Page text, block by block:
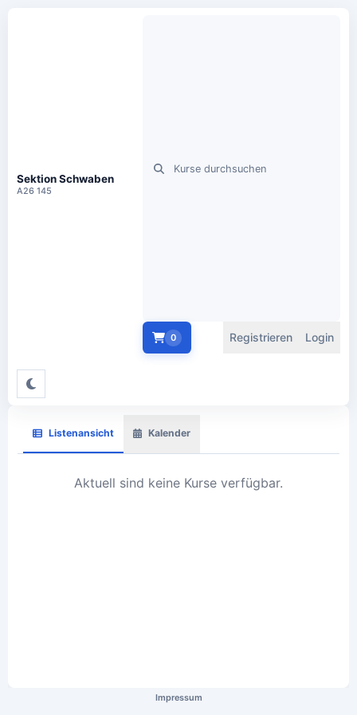
Sektion Schwaben
A26 145
0 Registrieren Login
Listenansicht Kalender
Aktuell sind keine Kurse verfügbar.
Impressum